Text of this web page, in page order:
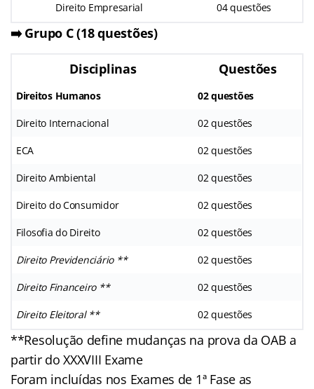
Direito Empresarial 04 questões
➡️Grupo C (18 questões)
Disciplinas Questões
Direitos Humanos 02 questões
Direito Internacional 02 questões
ECA 02 questões
Direito Ambiental 02 questões
Direito do Consumidor 02 questões
Filosofia do Direito 02 questões
Direito Previdenciário ** 02 questões
Direito Financeiro ** 02 questões
Direito Eleitoral ** 02 questões
**Resolução define mudanças na prova da OAB a
partir do XXXVIII Exame
Foram incluídas nos Exames de 1ª Fase as